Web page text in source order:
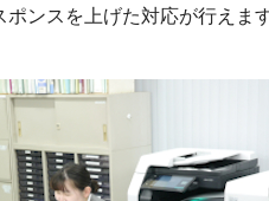
ンスを上げた対応が行えます